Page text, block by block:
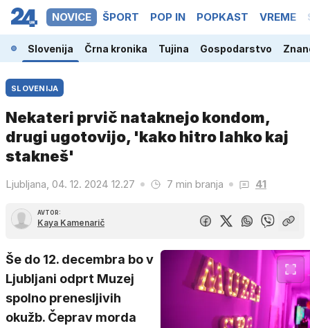
NOVICE ŠPORT POP IN POPKAST VREME
Slovenija Črna kronika Tujina Gospodarstvo
SLOVENIJA
Nekateri prvič nataknejo kondom,
drugi ugotovijo, 'kako hitro lahko kaj
stakneš'
Ljubljana, 04. 12. 2024 12.27 7 min branja 41
AVTOR:
Kaya Kamenarič
Še do 12. decembra bo v
Ljubljani odprt Muzej
spolno prenesljivih
okužb. Čeprav morda